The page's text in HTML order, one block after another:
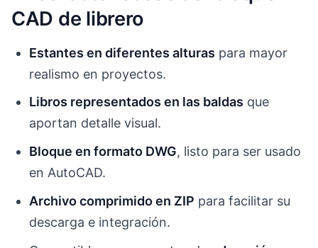
CAD de librero
Estantes en diferentes alturas para mayor
realismo en proyectos.
Libros representados en las baldas que
aportan detalle visual.
Bloque en formato DWG, listo para ser usado
en AutoCAD.
Archivo comprimido en ZIP para facilitar su
descarga e integración.